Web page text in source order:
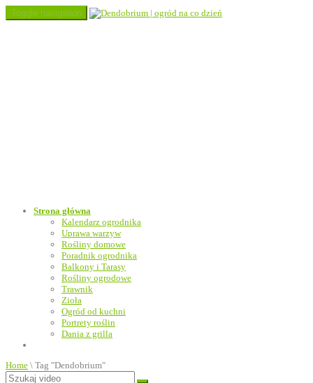
Toggle navigation
Strona główna
Kalendarz ogrodnika
Uprawa warzyw
Rośliny domowe
Poradnik ogrodnika
Balkony i Tarasy
Rośliny ogrodowe
Trawnik
Zioła
Ogród od kuchni
Portrety roślin
Dania z grilla
Home \ Tag "Dendobrium"